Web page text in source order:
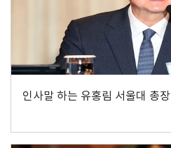
인사말 하는 유홍림 서울대 총장